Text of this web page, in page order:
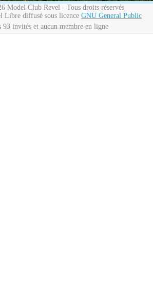
Model Club Revel - Tous droits réservés
Libre diffusé sous licence GNU General Public
93 invités et aucun membre en ligne